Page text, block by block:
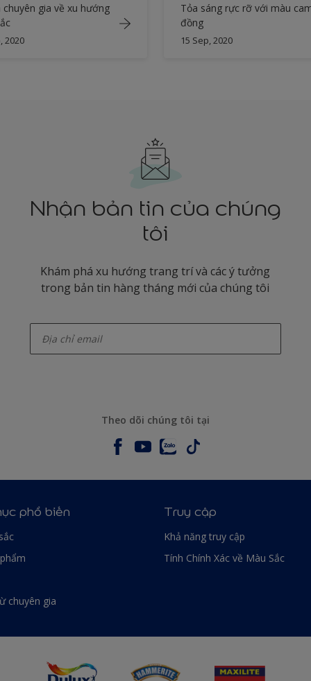
chuyên gia về xu hướng
2020
Tỏa sáng rực rỡ với màu
đồng
15 Sep, 2020
Nhận bản tin của chúng
tôi
Khám phá xu hướng trang trí và các ý tưởng
trong bản tin hàng tháng mới của chúng tôi
Theo dõi chúng tôi tại
phổ biến
chuyên gia
Truy cập
Khả năng truy cập
Tính Chính Xác về Màu Sắc